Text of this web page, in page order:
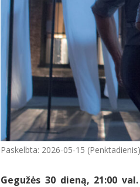
Paskelbta: 2026-05-15 (Penktadienis)
Gegužės 30 dieną, 21:00